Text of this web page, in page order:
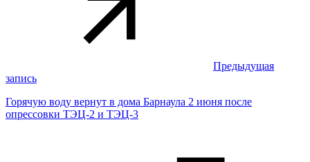
Предыдущая
запись
Горячую воду вернут в дома Барнаула 2 июня после
опрессовки ТЭЦ-2 и ТЭЦ-3